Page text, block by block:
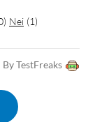
) Nei (1)
TestFreaks